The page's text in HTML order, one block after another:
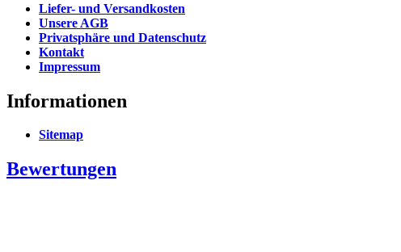
Liefer- und Versandkosten
Unsere AGB
Privatsphäre und Datenschutz
Kontakt
Impressum
Informationen
Sitemap
Bewertungen